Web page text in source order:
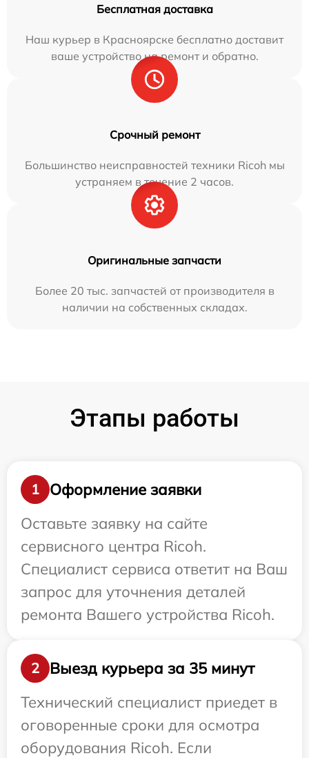
Бесплатная доставка
Наш курьер в Красноярске бесплатно доставит
ваше устройство на ремонт и обратно.
Срочный ремонт
Большинство неисправностей техники Ricoh мы
устраняем в течение 2 часов.
Оригинальные запчасти
Более 20 тыс. запчастей от производителя в
наличии на собственных складах.
Этапы работы
1
Оформление заявки
Оставьте заявку на сайте
сервисного центра Ricoh.
Специалист сервиса ответит на Ваш
запрос для уточнения деталей
ремонта Вашего устройства Ricoh.
2
Выезд курьера за 35 минут
Технический специалист приедет в
оговоренные сроки для осмотра
оборудования Ricoh. Если